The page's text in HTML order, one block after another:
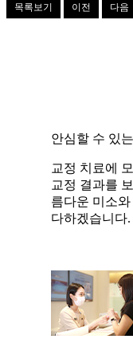
목록보기 이전 다음
안심할 수 있
교정 치료에
교정 결과를
름다운 미소
다하겠습니다.